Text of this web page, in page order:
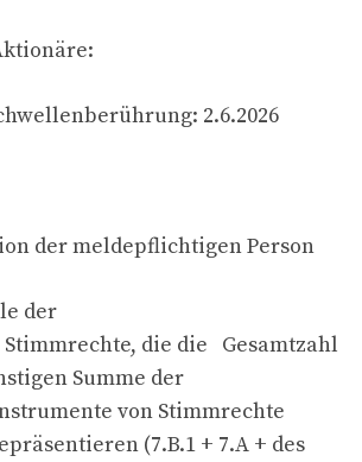
2.6.2026
der meldepflichtigen Person
der
die die Gesamtzahl
Summe der
von Stimmrechte
(7.B.1 + 7.A + des